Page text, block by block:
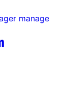
manage